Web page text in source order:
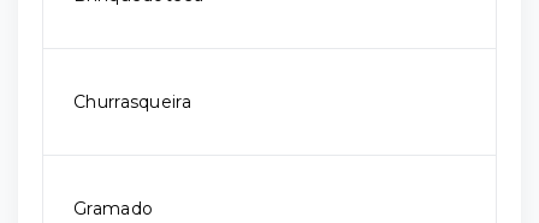
Churrasqueira
Gramado